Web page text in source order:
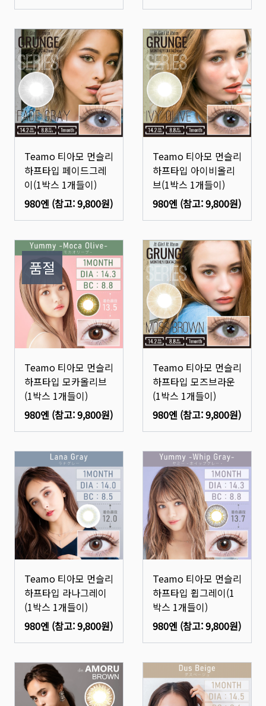
Teamo 티아모 먼슬리
하프타입 페이드그레
이(1박스 1개들이)
980엔 (참고:9,800원)
Teamo 티아모 먼슬리
하프타입 아이비올리
브(1박스 1개들이)
980엔 (참고:9,800원)
품절
Teamo 티아모 먼슬리
하프타입 모카올리브
(1박스 1개들이)
980엔 (참고:9,800원)
Teamo 티아모 먼슬리
하프타입 모즈브라운
(1박스 1개들이)
980엔 (참고:9,800원)
Teamo 티아모 먼슬리
하프타입 라나그레이
(1박스 1개들이)
980엔 (참고:9,800원)
Teamo 티아모 먼슬리
하프타입 휩그레이(1
박스 1개들이)
980엔 (참고:9,800원)